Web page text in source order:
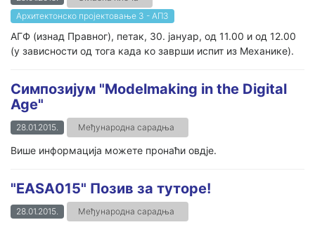
Архитектонско пројектовање 3 - АП3
АГФ (изнад Правног), петак, 30. јануар, од 11.00 и од 12.00
(у зависности од тога када ко заврши испит из Механике).
Симпозијум "Modelmaking in the Digital
Age"
28.01.2015. Међународна сарадња
Више информација можете пронаћи овдје.
"EASA015" Позив за туторе!
28.01.2015. Међународна сарадња